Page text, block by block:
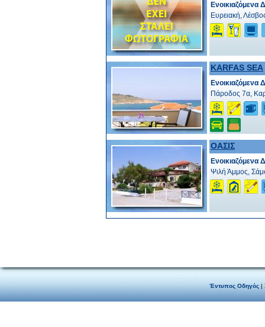
Ενοικιαζόμενα
Ευρειακή,
KARFAS SEA
Ενοικιαζόμενα
Πάροδος 7α,
ΟΑΣΙΣ
Ενοικιαζόμενα
Ψιλή Άμμος,
Έντυπος Οδηγός|